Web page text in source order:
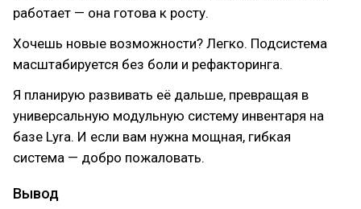
работает — она готова к росту.
Хочешь новые возможности? Легко. Подсистема
масштабируется без боли и рефакторинга.
Я планирую развивать её дальше, превращая в
универсальную модульную систему инвентаря на
базе Lyra. И если вам нужна мощная, гибкая
система — добро пожаловать.
Вывод